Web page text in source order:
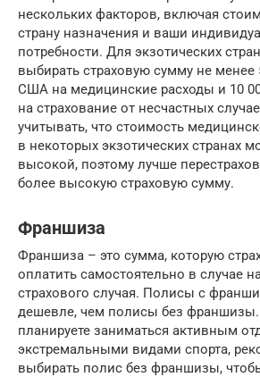
нескольких факторов, включая
страну назначения и ваши
потребности. Для экзотических
выбирать страховую сумму не менее
США на медицинские расходы и 10
на страхование от несчастных
учитывать, что стоимость
в некоторых экзотических странах
высокой, поэтому лучше
более высокую страховую сумму.
Франшиза
Франшиза – это сумма, которую
оплатить самостоятельно в случае
страхового случая. Полисы с
дешевле, чем полисы без
планируете заниматься активным
экстремальными видами спорта,
выбирать полис без франшизы,